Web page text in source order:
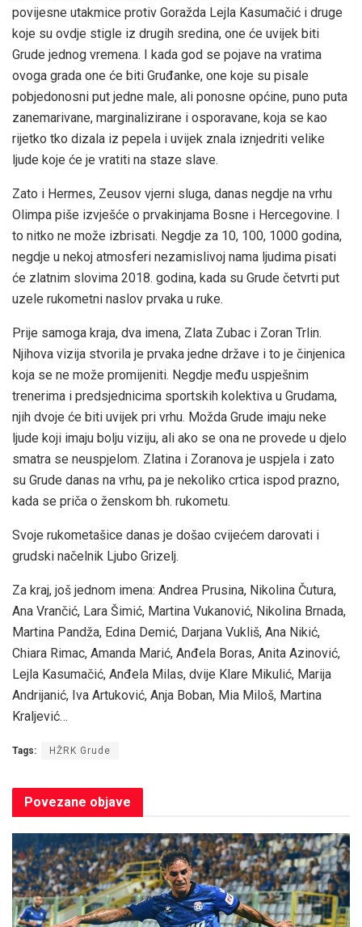
povijesne utakmice protiv Goražda Lejla Kasumačić i druge
koje su ovdje stigle iz drugih sredina, one će uvijek biti
Grude jednog vremena. I kada god se pojave na vratima
ovoga grada one će biti Gruđanke, one koje su pisale
pobjedonosni put jedne male, ali ponosne općine, puno puta
zanemarivane, marginalizirane i osporavane, koja se kao
rijetko tko dizala iz pepela i uvijek znala iznjedriti velike
ljude koje će je vratiti na staze slave.
Zato i Hermes, Zeusov vjerni sluga, danas negdje na vrhu
Olimpa piše izvješće o prvakinjama Bosne i Hercegovine. I
to nitko ne može izbrisati. Negdje za 10, 100, 1000 godina,
negdje u nekoj atmosferi nezamislivoj nama ljudima pisati
će zlatnim slovima 2018. godina, kada su Grude četvrti put
uzele rukometni naslov prvaka u ruke.
Prije samoga kraja, dva imena, Zlata Zubac i Zoran Trlin.
Njihova vizija stvorila je prvaka jedne države i to je činjenica
koja se ne može promijeniti. Negdje među uspješnim
trenerima i predsjednicima sportskih kolektiva u Grudama,
njih dvoje će biti uvijek pri vrhu. Možda Grude imaju neke
ljude koji imaju bolju viziju, ali ako se ona ne provede u djelo
smatra se neuspjelom. Zlatina i Zoranova je uspjela i zato
su Grude danas na vrhu, pa je nekoliko crtica ispod prazno,
kada se priča o ženskom bh. rukometu.
Svoje rukometašice danas je došao cvijećem darovati i
grudski načelnik Ljubo Grizelj.
Za kraj, još jednom imena: Andrea Prusina, Nikolina Čutura,
Ana Vrančić, Lara Šimić, Martina Vukanović, Nikolina Brnada,
Martina Pandža, Edina Demić, Darjana Vukliš, Ana Nikić,
Chiara Rimac, Amanda Marić, Anđela Boras, Anita Azinović,
Lejla Kasumačić, Anđela Milas, dvije Klare Mikulić, Marija
Andrijanić, Iva Artuković, Anja Boban, Mia Miloš, Martina
Kraljević…
Tags: HŽRK Grude
Povezane objave